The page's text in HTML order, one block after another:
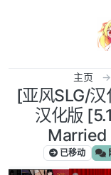
主页
[亚风SLG/
汉化版
Married
已移动